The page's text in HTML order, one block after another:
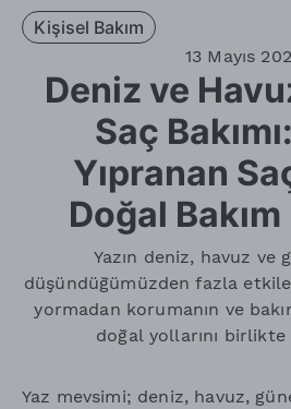
Kişisel Bakım
13 Mayıs
Deniz ve
Saç
Yıpranan
Doğal
Yazın deniz, havuz ve
düşündüğümüzden fazla
yormadan korumanın ve
doğal yollarını
Yaz mevsimi; deniz, havuz,